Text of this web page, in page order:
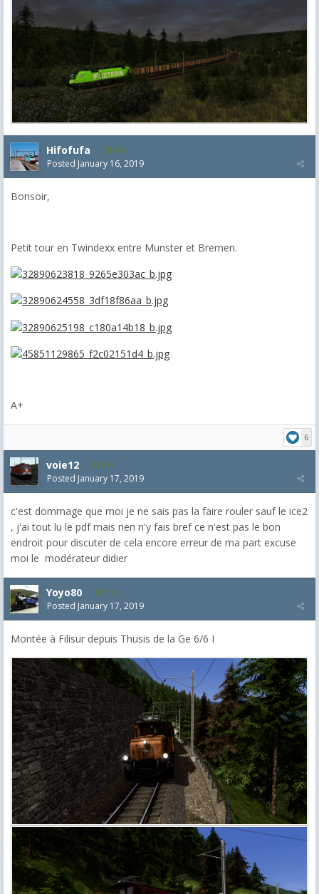
Hifofufa 674
Posted January 16, 2019
Bonsoir,
Petit tour en Twindexx entre Munster et Bremen.
A+
6
voie12 515
Posted January 17, 2019
c'est dommage que moi je ne sais pas la faire rouler sauf le ice2
, j'ai tout lu le pdf mais rien n'y fais bref ce n'est pas le bon
endroit pour discuter de cela encore erreur de ma part excuse
moi le modérateur didier
Yoyo80 112
Posted January 17, 2019
Montée à Filisur depuis Thusis de la Ge 6/6 I